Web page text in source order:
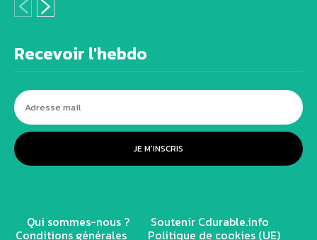
Recevoir l'hebdo
JE M'INSCRIS
Qui sommes-nous ? Soutenir Cdurable.info
Conditions générales Politique de cookies (UE)